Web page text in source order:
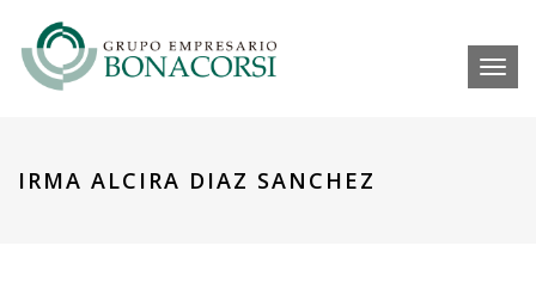
IRMA ALCIRA DIAZ SANCHEZ